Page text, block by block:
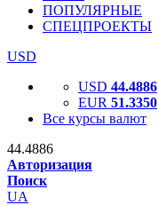
ПОПУЛЯРНЫЕ
СПЕЦПРОЕКТЫ
USD
USD 44.4886
EUR 51.3350
Все курсы валют
44.4886
Авторизация
Поиск
UA